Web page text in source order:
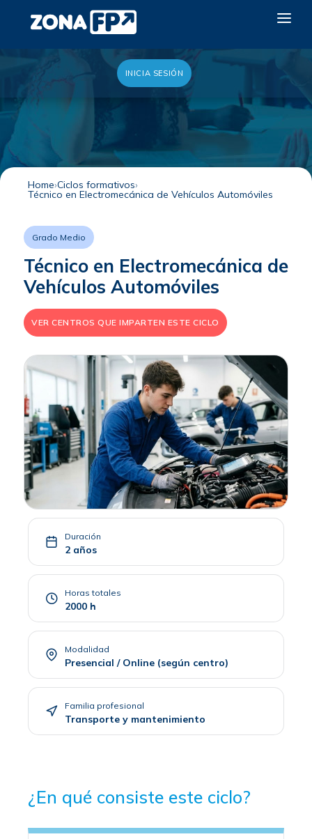
NOTICIAS
QUIERO EXPONER
INICIA SESIÓN
Home Ciclos formativos
Técnico en Electromecánica de Vehículos Automóviles
Grado Medio
Técnico en Electromecánica de
Vehículos Automóviles
VER CENTROS QUE IMPARTEN ESTE CICLO
Duración
2 años
Horas totales
2000 h
Modalidad
Presencial / Online (según centro)
Familia profesional
Transporte y mantenimiento
¿En qué consiste este ciclo?